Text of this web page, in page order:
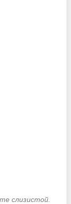
слизистой.